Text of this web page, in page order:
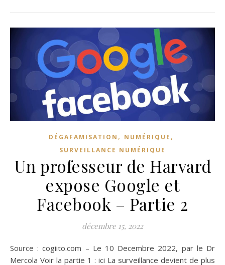
DÉGAFAMISATION , NUMÉRIQUE ,
SURVEILLANCE NUMÉRIQUE
Un professeur de Harvard
expose Google et
Facebook – Partie 2
décembre 15, 2022
Source : cogiito.com – Le 10 Decembre 2022, par le Dr
Mercola Voir la partie 1 : ici La surveillance devient de plus